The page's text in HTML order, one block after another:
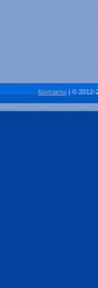
Контакты| © 2012-